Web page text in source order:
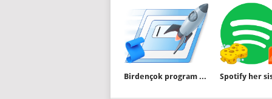
Birdençok program yada websayfasını otomatik çalıştırın